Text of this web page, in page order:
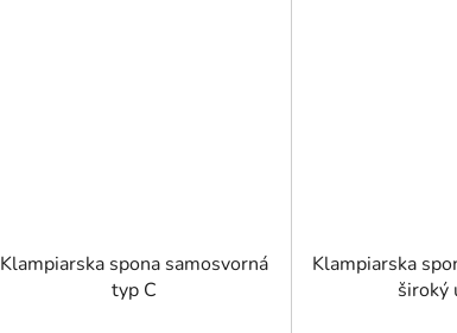
Klampiarska spona samosvorná
typ C
Klampiarska
široký